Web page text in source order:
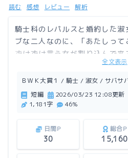
読む 感想 レビュー 解析
騎士科のレパルスと婚約した淑
ブな二人なのに、「あたしっ
ずけずけ言う女が割り込んで
この作品はアルファポリスにも
全文表示
ＢＷＫ大賞１ / 騎士 / 淑女 / サバサ
短編
2026/03/23 12:08更新
1,181字
46%
日間P
30
総合P
15,160